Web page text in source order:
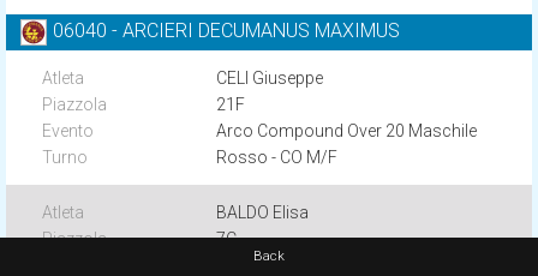
06040 - ARCIERI DECUMANUS MAXIMUS
CELI Giuseppe
21F
Arco Compound Over 20 Maschile
Rosso - CO M/F
BALDO Elisa
7C
Arco Compound Over 20 Femminile
Back